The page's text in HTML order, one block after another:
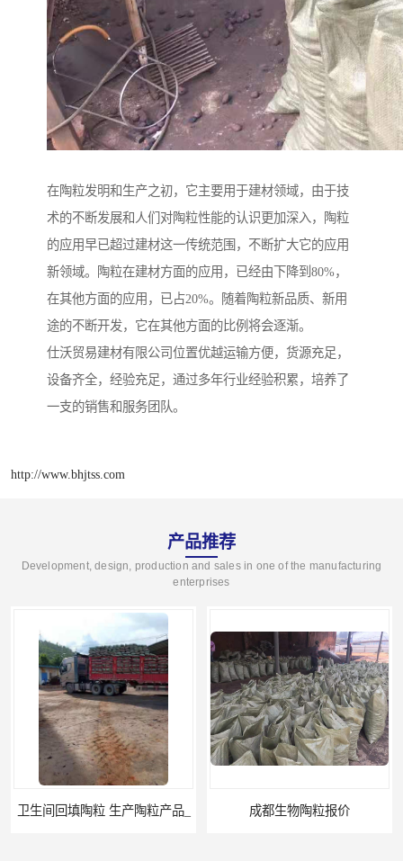
在陶粒发明和生产之初，它主要用于建材领域，由于技
术的不断发展和人们对陶粒性能的认识更加深入，陶粒
的应用早已超过建材这一传统范围，不断扩大它的应用
新领域。陶粒在建材方面的应用，已经由下降到80%，
在其他方面的应用，已占20%。随着陶粒新品质、新用
途的不断开发，它在其他方面的比例将会逐渐。
仕沃贸易建材有限公司位置优越运输方便，货源充足，
设备齐全，经验充足，通过多年行业经验积累，培养了
一支的销售和服务团队。
http://www.bhjtss.com
产品推荐
Development, design, production and sales in one of the manufacturing
enterprises
卫生间回填陶粒 生产陶粒产品_ 成都生物陶粒报价